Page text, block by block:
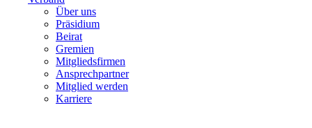
Über uns
Präsidium
Beirat
Gremien
Mitgliedsfirmen
Ansprechpartner
Mitglied werden
Karriere